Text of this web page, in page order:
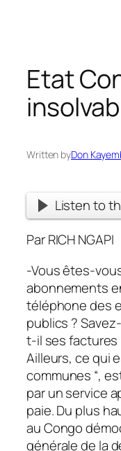
Etat
Written byDon
Listen to
Par RICH NGAPI
-Vous êtes-
abonnements
téléphone des
publics ?
t-il ses factures
Ailleurs, ce qui
communes “,
par un service
paie. Du plus
au Congo
générale de la